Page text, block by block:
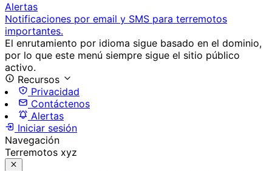
Alertas
Notificaciones por email y SMS para terremotos
importantes.
El enrutamiento por idioma sigue basado en el dominio,
por lo que este menú siempre sigue el sitio público
activo.
Recursos
Privacidad
Contáctenos
Alertas
Iniciar sesión
Navegación
Terremotos xyz